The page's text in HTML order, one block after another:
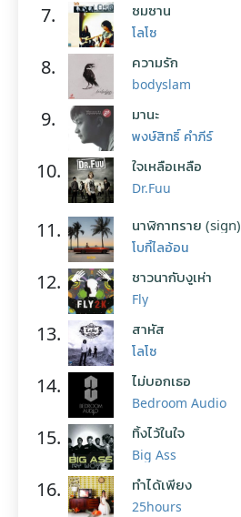
7. ซมซาน
โลโซ
8. ความรัก
bodyslam
9. มานะ
พงษ์สิทธิ์ คำภีร์
10. ใจเหลือเหลือ
Dr.Fuu
11. นาฬิกาทราย (sign)
โบกี้ไลอ้อน
12. ชาวนากับงูเห่า
Fly
13. สาหัส
โลโซ
14. ไม่บอกเธอ
Bedroom Audio
15. ทิ้งไว้ในใจ
Big Ass
16. ทำได้เพียง
25hours